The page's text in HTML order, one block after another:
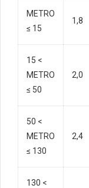
METRO
≤ 15
1,8
15 <
METRO
≤ 50
2,0
50 <
METRO
≤ 130
2,4
130 <